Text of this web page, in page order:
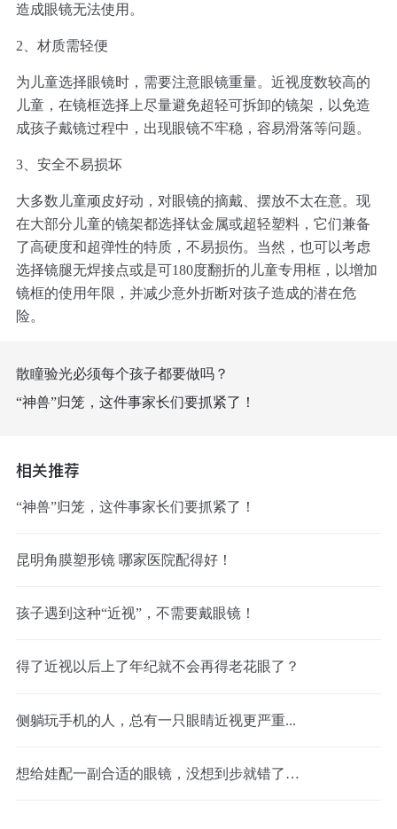
造成眼镜无法使用。
2、材质需轻便
为儿童选择眼镜时，需要注意眼镜重量。近视度数较高的
儿童，在镜框选择上尽量避免超轻可拆卸的镜架，以免造
成孩子戴镜过程中，出现眼镜不牢稳，容易滑落等问题。
3、安全不易损坏
大多数儿童顽皮好动，对眼镜的摘戴、摆放不太在意。现
在大部分儿童的镜架都选择钛金属或超轻塑料，它们兼备
了高硬度和超弹性的特质，不易损伤。当然，也可以考虑
选择镜腿无焊接点或是可180度翻折的儿童专用框，以增加
镜框的使用年限，并减少意外折断对孩子造成的潜在危
险。
散瞳验光必须每个孩子都要做吗？
“神兽”归笼，这件事家长们要抓紧了！
相关推荐
“神兽”归笼，这件事家长们要抓紧了！
昆明角膜塑形镜 哪家医院配得好！
孩子遇到这种“近视”，不需要戴眼镜！
得了近视以后上了年纪就不会再得老花眼了？
侧躺玩手机的人，总有一只眼睛近视更严重...
想给娃配一副合适的眼镜，没想到步就错了…